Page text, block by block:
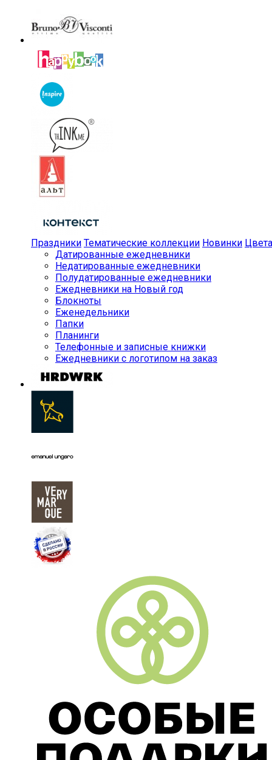
Праздники Тематические коллекции Новинки Цвета
Датированные ежедневники
Недатированные ежедневники
Полудатированные ежедневники
Ежедневники на Новый год
Блокноты
Еженедельники
Папки
Планинги
Телефонные и записные книжки
Ежедневники с логотипом на заказ